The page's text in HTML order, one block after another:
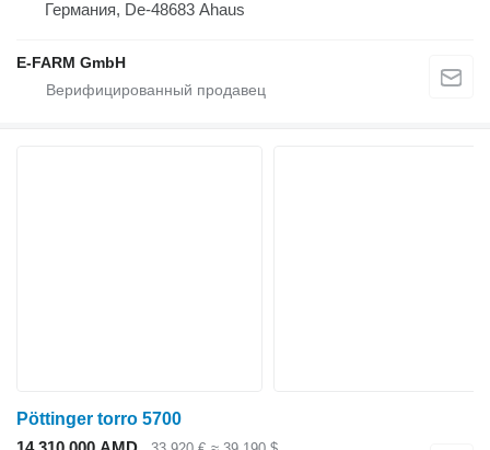
Германия, De-48683 Ahaus
E-FARM GmbH
Pöttinger torro 5700